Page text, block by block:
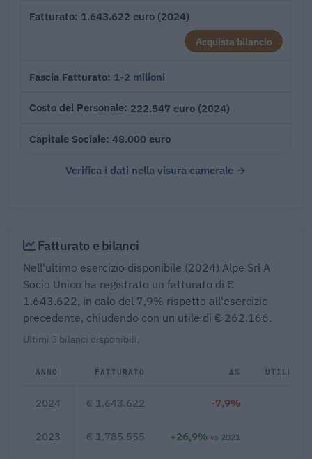
Fatturato 1.643.622 euro (2024)
Acquista bilancio
Fascia Fatturato 1-2 milioni
Costo del Personale 222.547 euro (2024)
Capitale Sociale 48.000 euro
Verifica i dati nella visura camerale →
Fatturato e bilanci
Nell'ultimo esercizio disponibile (2024) Alpe Srl A
Socio Unico ha registrato un fatturato di €
1.643.622, in calo del 7,9% rispetto all'esercizio
precedente, chiudendo con un utile di € 262.166.
Ultimi 3 bilanci disponibili.
ANNO FATTURATO Δ% UTILE/
2024 € 1.643.622 -7,9%
2023 € 1.785.555 +26,9% vs 2021